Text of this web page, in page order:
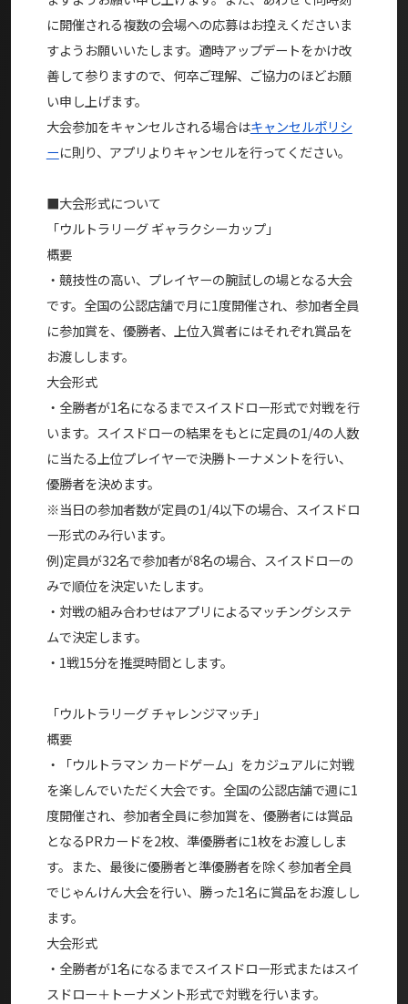
に開催される複数の会場への応募はお控えくださいま
すようお願いいたします。適時アップデートをかけ改
善して参りますので、何卒ご理解、ご協力のほどお願
い申し上げます。
大会参加をキャンセルされる場合はキャンセルポリシ
ーに則り、アプリよりキャンセルを行ってください。
■大会形式について
「ウルトラリーグ ギャラクシーカップ」
概要
・競技性の高い、プレイヤーの腕試しの場となる大会
です。全国の公認店舗で月に1度開催され、参加者全員
に参加賞を、優勝者、上位入賞者にはそれぞれ賞品を
お渡しします。
大会形式
・全勝者が1名になるまでスイスドロー形式で対戦を行
います。スイスドローの結果をもとに定員の1/4の人数
に当たる上位プレイヤーで決勝トーナメントを行い、
優勝者を決めます。
※当日の参加者数が定員の1/4以下の場合、スイスドロ
ー形式のみ行います。
例)定員が32名で参加者が8名の場合、スイスドローの
みで順位を決定いたします。
・対戦の組み合わせはアプリによるマッチングシステ
ムで決定します。
・1戦15分を推奨時間とします。
「ウルトラリーグ チャレンジマッチ」
概要
・「ウルトラマン カードゲーム」をカジュアルに対戦
を楽しんでいただく大会です。全国の公認店舗で週に1
度開催され、参加者全員に参加賞を、優勝者には賞品
となるPRカードを2枚、準優勝者に1枚をお渡ししま
す。また、最後に優勝者と準優勝者を除く参加者全員
でじゃんけん大会を行い、勝った1名に賞品をお渡しし
ます。
大会形式
・全勝者が1名になるまでスイスドロー形式またはスイ
スドロー＋トーナメント形式で対戦を行います。